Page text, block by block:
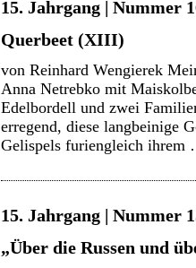
15. Jahrgang | Nummer
Querbeet (XIII)
von Reinhard Wengierek
Anna Netrebko mit
Edelbordell und zwei
erregend, diese langbeinige
Gelispels furiengleich
15. Jahrgang | Nummer
„Über die Russen und